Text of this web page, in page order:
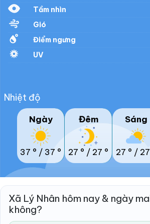
Tầm nhìn
Gió
Điểm ngưng
UV
Nhiệt độ
Ngày
37 ° / 37 °
Đêm
27 ° / 27 °
Sáng
27 ° /
Xã Lý Nhân hôm nay & ngày
không?